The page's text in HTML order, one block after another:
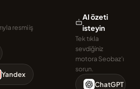
resmi iş
Yandex
AI özeti
isteyin
Tek tıkla
sevdiğiniz
motora Seobaz'ı
sorun.
ChatGPT